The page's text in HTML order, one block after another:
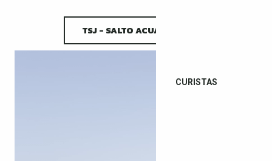
CURISTAS
TSJ - SALTO ACUÁTICO